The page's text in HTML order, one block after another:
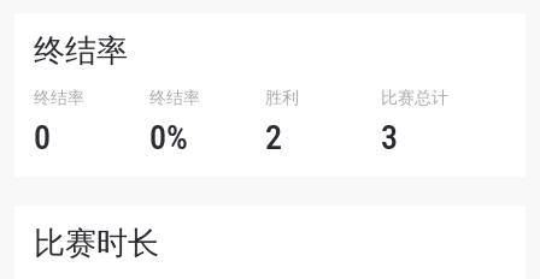
终结率
终结率
0
终结率
0%
胜利
2
比赛总计
3
比赛时长